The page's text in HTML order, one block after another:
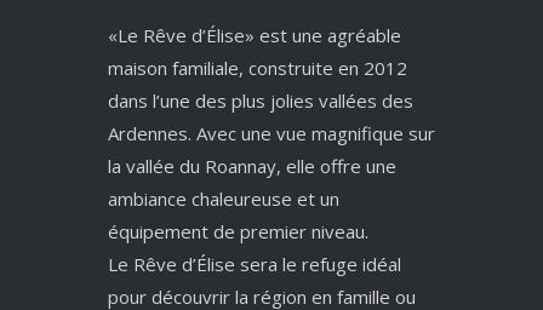
«Le Rêve d’Élise» est une agréable
maison familiale, construite en 2012
dans l’une des plus jolies vallées des
Ardennes. Avec une vue magnifique sur
la vallée du Roannay, elle offre une
ambiance chaleureuse et un
équipement de premier niveau.
Le Rêve d’Élise sera le refuge idéal
pour découvrir la région en famille ou